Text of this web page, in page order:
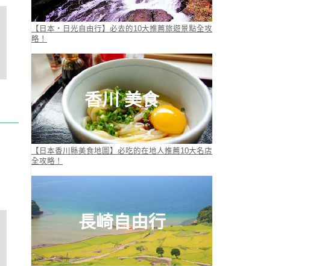
【日本・日光自由行】必去的10大推薦旅遊景點全攻
略！
香川 美食
【日本香川縣美食地圖】必吃的在地人推薦10大名店
全攻略！
長崎自由行